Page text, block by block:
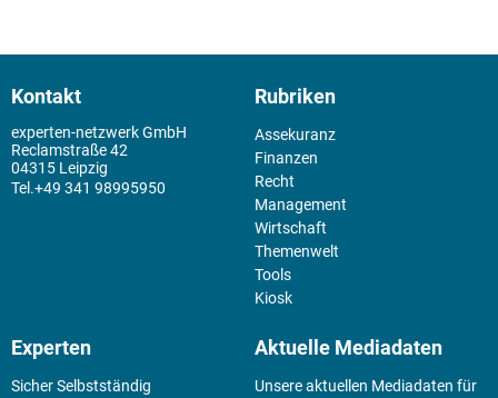
Kontakt
experten-netzwerk GmbH
Reclamstraße 42
04315 Leipzig
+49 341 98995950
Rubriken
Assekuranz
Finanzen
Recht
Management
Wirtschaft
Themenwelt
Tools
Kiosk
Experten
Sicher Selbstständig
Aktuelle Mediadaten
Unsere aktuellen Mediadaten für